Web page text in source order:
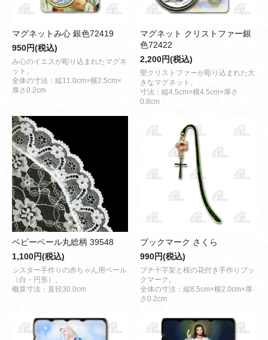
マグネットみ心 銀色72419
950円(税込)
み心のイエスが彫り込まれたマグネ
ット。
全体の寸法：縦11.0cm×横2.5cm×
厚さ0.2cm
マグネット クリストファー銀
色72422
2,200円(税込)
聖クリストファーが彫り込まれた大
きなマグネット。
寸法：縦4.5cm×横4.5cm×厚さ
0.8cm
ベビーベール丸総柄 39548
1,100円(税込)
シスター手作りの赤ちゃん用ベール
（白・円形）。
概算寸法：直径30.0cm
ブックマーク さくら
990円(税込)
プチ十字架と桜の花付き手作りブッ
クマーク。
全体の寸法：縦8.5cm×横2.0cm×厚
さ0.2cm